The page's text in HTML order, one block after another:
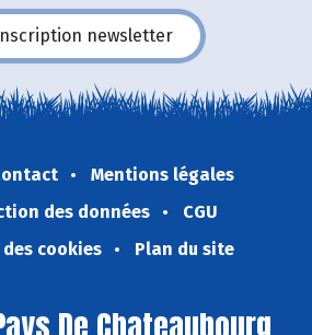
newsletter
Mentions légales
des données
CGU
cookies
Plan du site